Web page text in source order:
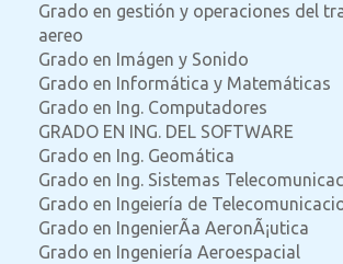
Grado en gestión y operaciones del
aereo
Grado en Imágen y Sonido
Grado en Informática y Matemáticas
Grado en Ing. Computadores
GRADO EN ING. DEL SOFTWARE
Grado en Ing. Geomática
Grado en Ing. Sistemas
Grado en Ingeiería de
Grado en IngenierÃ­a AeronÃ¡utica
Grado en Ingeniería Aeroespacial